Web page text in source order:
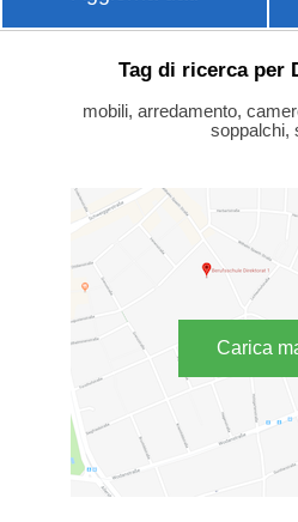
Tag di ricerca per
mobili, arredamento,
soppalchi,
Carica